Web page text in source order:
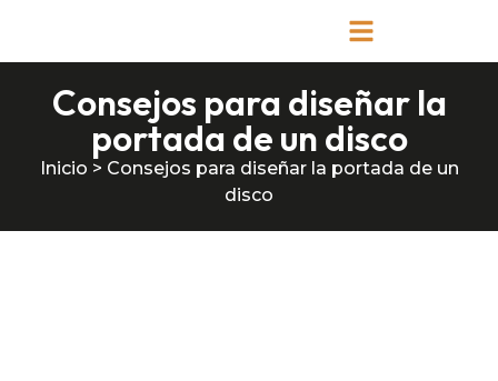
Consejos para diseñar la
portada de un disco
Inicio > Consejos para diseñar la portada de un
disco